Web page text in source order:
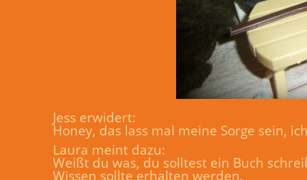
Jess erwidert:
Honey, das lass mal meine Sorge sein,
Laura meint dazu:
Weißt du was, du solltest ein Buch
Wissen sollte erhalten werden.